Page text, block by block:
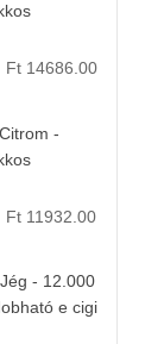
|
Frissítő
Ft 14686.00
-
Cigaretta |
Ft 11932.00
- 12.000
e cigi
Íz